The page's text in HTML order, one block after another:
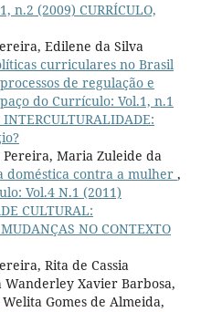
n.2 (2009) CURRÍCULO,
Edilene da Silva
curriculares no Brasil
de regulação e
do Currículo: Vol.1, n.1
Pereira, Maria Zuleide da
doméstica contra a mulher ,
Vol.4 N.1 (2011)
CULTURAL:
NO CONTEXTO
Rita de Cassia
Wanderley Xavier Barbosa,
Gomes de Almeida,